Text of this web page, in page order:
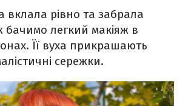
вклала рівно та забрала
бачимо легкий макіяж в
Її вуха прикрашають
сережки.